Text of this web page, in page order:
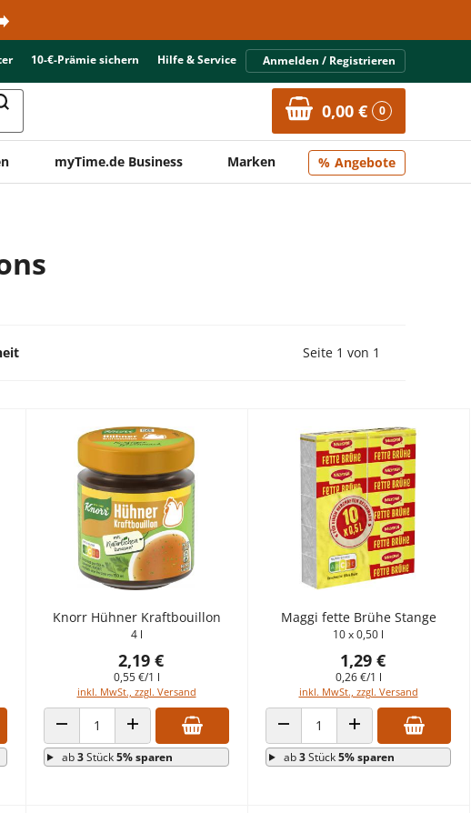
10-€-Prämie sichern Hilfe & Service Anmelden / Registrieren
0,00 € 0
myTime.de Business Marken Angebote
Vorherige Seite
Seite 1 von 1
Knorr Hühner Kraftbouillon
4 l
2,19 €
0,55 €/1 l
inkl. MwSt., zzgl. Versand
ANZAHL VERRINGERNANZAHL ERHÖHEN
ab3Stück5% sparen
Maggi fette Brühe Stange
10 x 0,50 l
1,29 €
0,26 €/1 l
inkl. MwSt., zzgl. Versand
ANZAHL VERRINGERNANZAHL ERHÖHEN
ab3Stück5% sparen